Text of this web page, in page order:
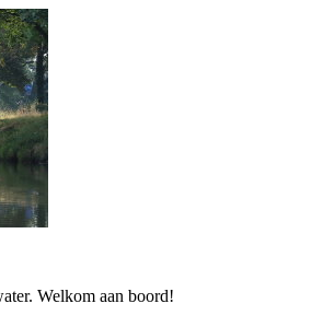
Welkom aan boord!